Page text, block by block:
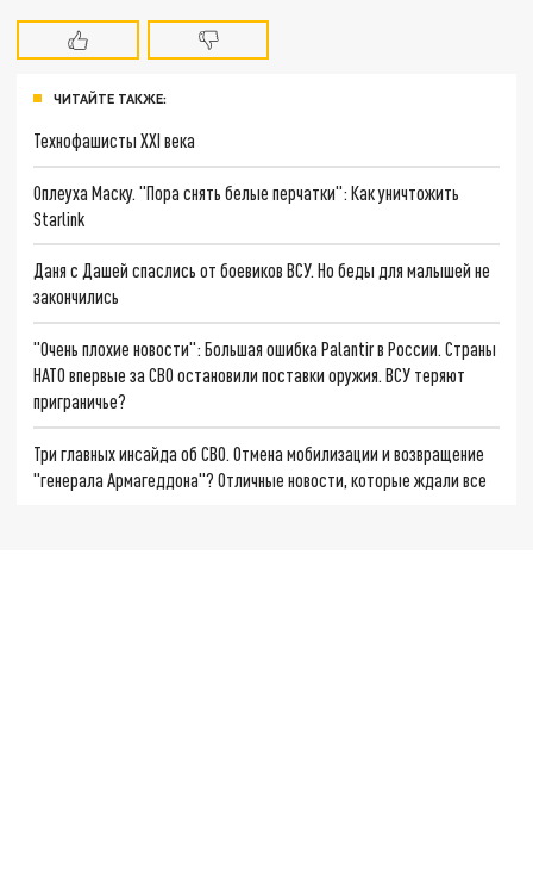
ЧИТАЙТЕ ТАКЖЕ:
Технофашисты XXI века
Оплеуха Маску. "Пора снять белые перчатки": Как уничтожить
Starlink
Даня с Дашей спаслись от боевиков ВСУ. Но беды для малышей не
закончились
"Очень плохие новости": Большая ошибка Palantir в России. Страны
НАТО впервые за СВО остановили поставки оружия. ВСУ теряют
приграничье?
Три главных инсайда об СВО. Отмена мобилизации и возвращение
"генерала Армагеддона"? Отличные новости, которые ждали все